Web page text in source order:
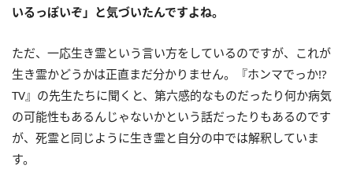
いるっぽいぞ」と気づいたんですよね。
ただ、一応生き霊という言い方をしているのですが、これが
生き霊かどうかは正直まだ分かりません。『ホンマでっか!?
TV』の先生たちに聞くと、第六感的なものだったり何か病気
の可能性もあるんじゃないかという話だったりもあるのです
が、死霊と同じように生き霊と自分の中では解釈していま
す。